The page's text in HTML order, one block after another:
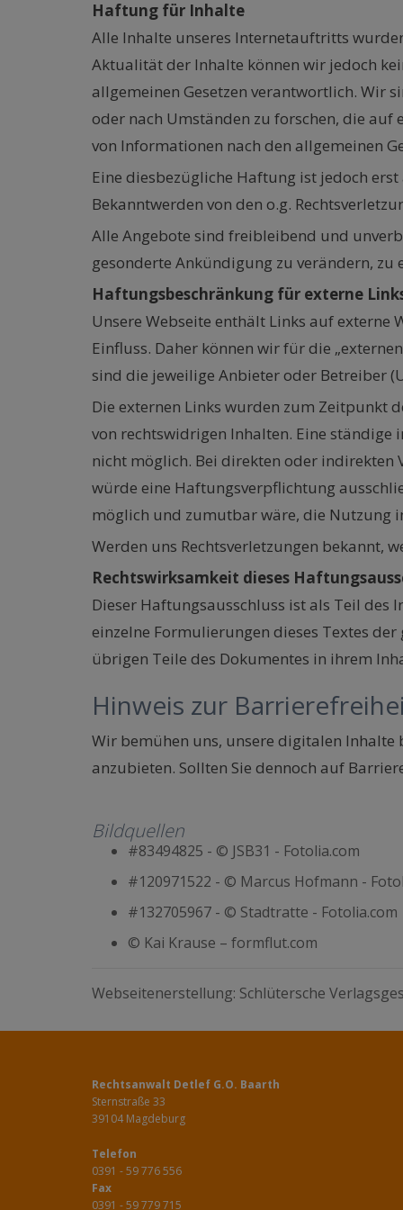
Haftung für Inhalte
Alle Inhalte unseres Internetauftritts
Aktualität der Inhalte können wir jedoch
allgemeinen Gesetzen verantwortlich. Wir
oder nach Umständen zu forschen, die
von Informationen nach den allgemeinen
Eine diesbezügliche Haftung ist jedoch
Bekanntwerden von den o.g.
Alle Angebote sind freibleibend und
gesonderte Ankündigung zu verändern,
Haftungsbeschränkung für externe
Unsere Webseite enthält Links auf
Einfluss. Daher können wir für die
sind die jeweilige Anbieter oder Betreiber
Die externen Links wurden zum Zeitpunkt
von rechtswidrigen Inhalten. Eine
nicht möglich. Bei direkten oder indirekten
würde eine Haftungsverpflichtung
möglich und zumutbar wäre, die Nutzung
Werden uns Rechtsverletzungen bekannt,
Rechtswirksamkeit dieses
Dieser Haftungsausschluss ist als Teil des
einzelne Formulierungen dieses Textes
übrigen Teile des Dokumentes in ihrem
Hinweis zur
Wir bemühen uns, unsere digitalen Inhalte
anzubieten. Sollten Sie dennoch auf
Bildquellen
#83494825 - © JSB31 - Fotolia.com
#120971522 - © Marcus Hofmann -
#132705967 - © Stadtratte - Fotolia.com
© Kai Krause – formflut.com
Webseitenerstellung: Schlütersche
Rechtsanwalt Detlef G.O. Baarth
Sternstraße 33
39104 Magdeburg
Telefon
0391 - 59 776 556
Fax
0391 - 59 779 715